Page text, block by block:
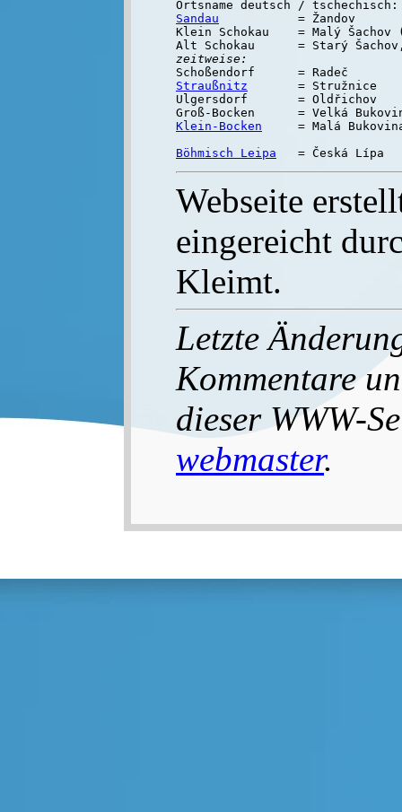
Sandau
           = Žandov
Klein Schokau    = Malý Šachov
zeitweise:
Straußnitz
       = Stružnice
Ulgersdorf       = Oldřichov
Klein-Bocken
= Malá
Böhmisch Leipa
Webseite
eingereicht
Kleimt.
Letzte
Kommentare
dieser WWW-
webmaster.